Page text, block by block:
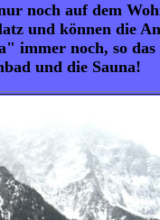
noch auf dem
und können die
immer noch, so
und die Sauna!